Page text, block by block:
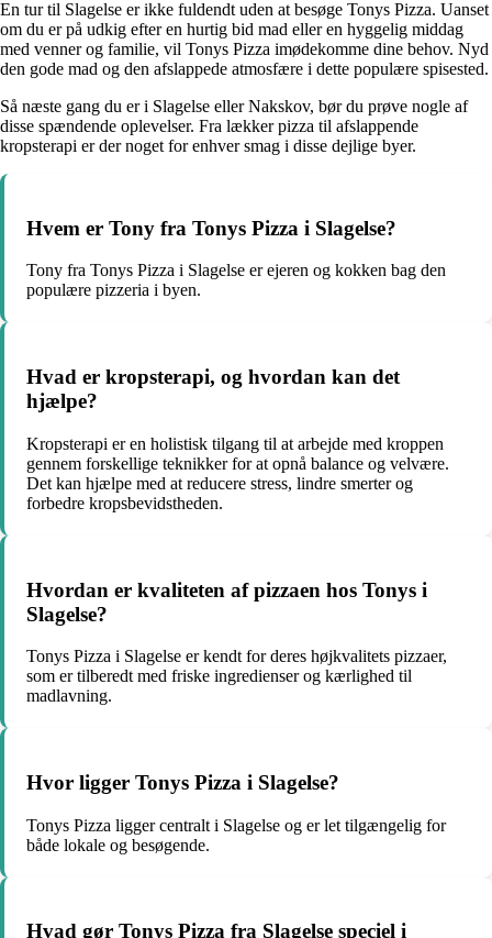
En tur til Slagelse er ikke fuldendt uden at besøge Tonys Pizza. Uanset
om du er på udkig efter en hurtig bid mad eller en hyggelig middag
med venner og familie, vil Tonys Pizza imødekomme dine behov. Nyd
den gode mad og den afslappede atmosfære i dette populære spisested.
Så næste gang du er i Slagelse eller Nakskov, bør du prøve nogle af
disse spændende oplevelser. Fra lækker pizza til afslappende
kropsterapi er der noget for enhver smag i disse dejlige byer.
Hvem er Tony fra Tonys Pizza i Slagelse?
Tony fra Tonys Pizza i Slagelse er ejeren og kokken bag den
populære pizzeria i byen.
Hvad er kropsterapi, og hvordan kan det
hjælpe?
Kropsterapi er en holistisk tilgang til at arbejde med kroppen
gennem forskellige teknikker for at opnå balance og velvære.
Det kan hjælpe med at reducere stress, lindre smerter og
forbedre kropsbevidstheden.
Hvordan er kvaliteten af pizzaen hos Tonys i
Slagelse?
Tonys Pizza i Slagelse er kendt for deres højkvalitets pizzaer,
som er tilberedt med friske ingredienser og kærlighed til
madlavning.
Hvor ligger Tonys Pizza i Slagelse?
Tonys Pizza ligger centralt i Slagelse og er let tilgængelig for
både lokale og besøgende.
Hvad gør Tonys Pizza fra Slagelse speciel i